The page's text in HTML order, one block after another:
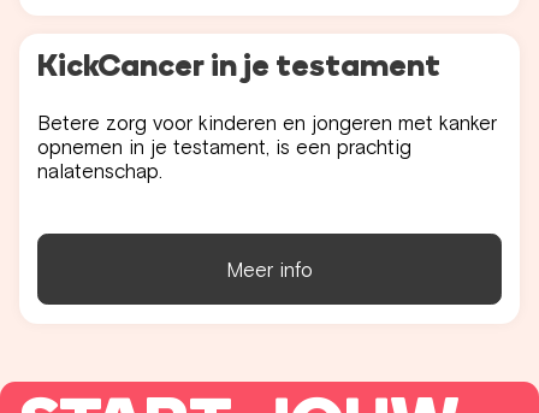
KickCancer in je testament
Betere zorg voor kinderen en jongeren met kanker
opnemen in je testament, is een prachtig
nalatenschap.
Meer info